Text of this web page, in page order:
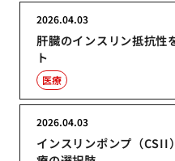
肝臓のインスリン抵抗性
ト
2026.04.03
医療
インスリンポンプ（CSII
2026.04.03